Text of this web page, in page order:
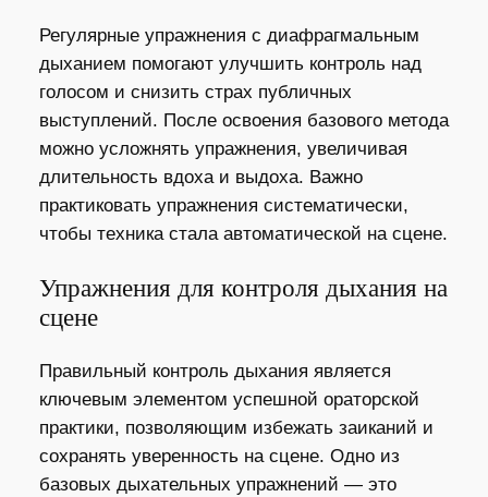
Регулярные упражнения с диафрагмальным
дыханием помогают улучшить контроль над
голосом и снизить страх публичных
выступлений. После освоения базового метода
можно усложнять упражнения, увеличивая
длительность вдоха и выдоха. Важно
практиковать упражнения систематически,
чтобы техника стала автоматической на сцене.
Упражнения для контроля дыхания на
сцене
Правильный контроль дыхания является
ключевым элементом успешной ораторской
практики, позволяющим избежать заиканий и
сохранять уверенность на сцене. Одно из
базовых дыхательных упражнений — это